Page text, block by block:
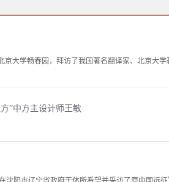
大学畅春园，拜访了我国著名翻译家、北京大学
”中方主设计师王敏